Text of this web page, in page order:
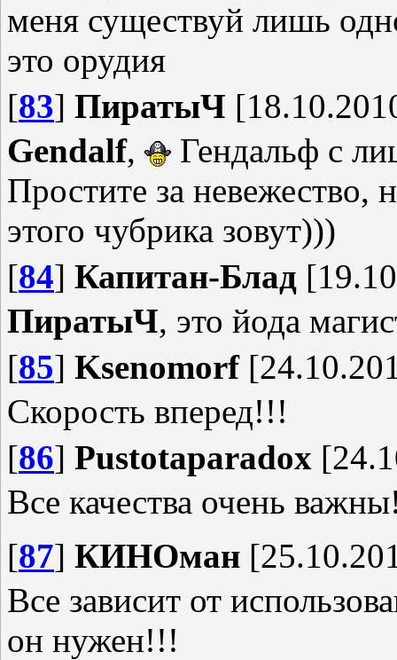
меня существуй лишь
это орудия
[83] ПиратыЧ
Gendalf,
Гендальф с
Простите за невежество,
этого чубрика зовут)))
[84] Капитан-Блад
ПиратыЧ, это йода
[85] Ksenomorf
Скорость вперед!!!
[86] Pustotaparadox
Все качества очень
[87] КИНОман
Все зависит от
он нужен!!!